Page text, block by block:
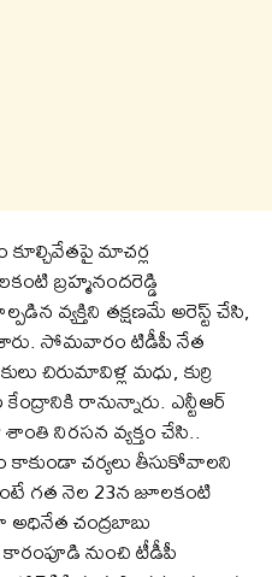
కూల్చివేతపై మాచర్ల
బ్రహ్మనందరెడ్డి
వ్యక్తిని తక్షణమే అరెస్ట్ చేసి,
సోమవారం టిడీపీ నేత
చిరుమావిళ్ల మధు, కుర్రి
కేంద్రానికి రానున్నారు. ఎన్టీఆర్
నిరసన వ్యక్తం చేసి..
కాకుండా చర్యలు తీసుకోవాలని
గత నెల 23న జూలకంటి
అధినేత చంద్రబాబు
నుంచి టీడీపీ